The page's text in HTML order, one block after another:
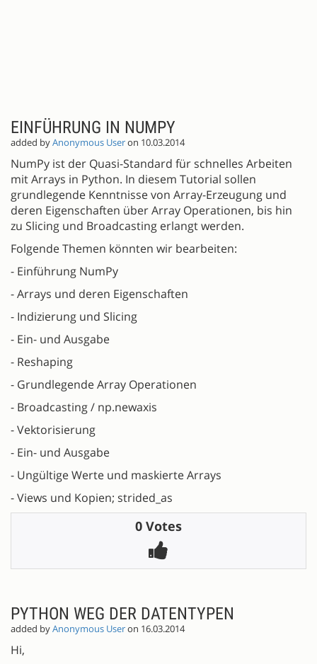
EINFÜHRUNG IN NUMPY
added byAnonymous Useron 10.03.2014
NumPy ist der Quasi-Standard für schnelles Arbeiten
mit Arrays in Python. In diesem Tutorial sollen
grundlegende Kenntnisse von Array-Erzeugung und
deren Eigenschaften über Array Operationen, bis hin
zu Slicing und Broadcasting erlangt werden.
Folgende Themen könnten wir bearbeiten:
- Einführung NumPy
- Arrays und deren Eigenschaften
- Indizierung und Slicing
- Ein- und Ausgabe
- Reshaping
- Grundlegende Array Operationen
- Broadcasting / np.newaxis
- Vektorisierung
- Ein- und Ausgabe
- Ungültige Werte und maskierte Arrays
- Views und Kopien; strided_as
0 Votes
PYTHON WEG DER DATENTYPEN
added byAnonymous Useron 16.03.2014
Hi,